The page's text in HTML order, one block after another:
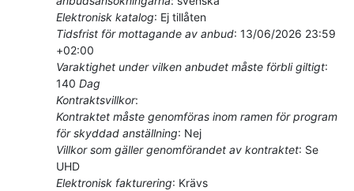
Elektronisk katalog: Ej tillåten
Tidsfrist för mottagande av anbud: 13/06/2026 23:59
+02:00
Varaktighet under vilken anbudet måste förbli giltigt:
140 Dag
Kontraktsvillkor:
Kontraktet måste genomföras inom ramen för program
för skyddad anställning: Nej
Villkor som gäller genomförandet av kontraktet: Se
UHD
Elektronisk fakturering: Krävs